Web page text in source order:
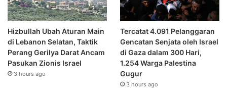
Hizbullah Ubah Aturan Main
di Lebanon Selatan, Taktik
Perang Gerilya Darat Ancam
Pasukan Zionis Israel
3 hours ago
Tercatat 4.091 Pelanggaran
Gencatan Senjata oleh Israel
di Gaza dalam 300 Hari,
1.254 Warga Palestina
Gugur
3 hours ago